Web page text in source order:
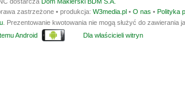
zastrzeżone • produkcja: W3media.pl • O nas • Polityka
. Prezentowanie kwotowania nie mogą służyć do
Android Dla właścicieli witryn